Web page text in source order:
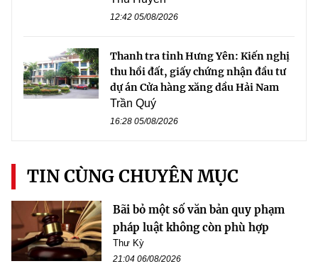
12:42 05/08/2026
Thanh tra tỉnh Hưng Yên: Kiến nghị
thu hồi đất, giấy chứng nhận đầu tư
dự án Cửa hàng xăng dầu Hải Nam
Trần Quý
16:28 05/08/2026
TIN CÙNG CHUYÊN MỤC
Bãi bỏ một số văn bản quy phạm
pháp luật không còn phù hợp
Thư Kỳ
21:04 06/08/2026